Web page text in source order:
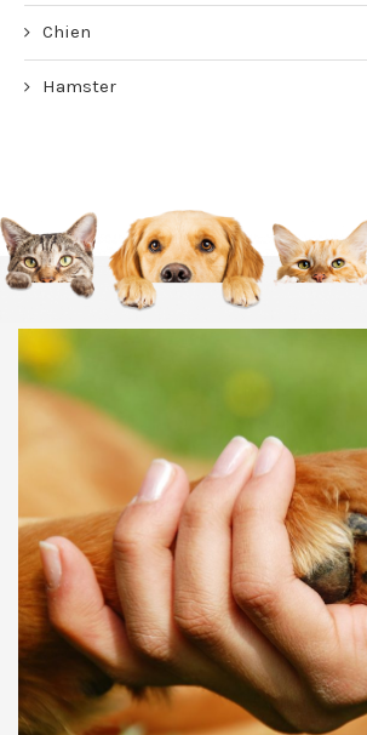
Chien
Hamster